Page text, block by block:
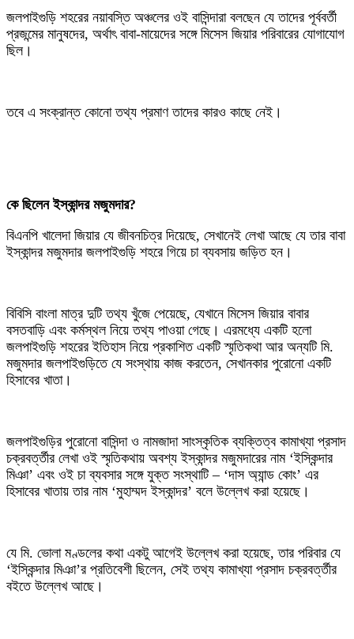
‎জলপাইগুড়ি শহরের নয়াবস্তি অঞ্চলের ওই বাসিন্দারা বলছেন যে তাদের পূর্ববর্তী
প্রজন্মের মানুষদের, অর্থাৎ বাবা-মায়েদের সঙ্গে মিসেস জিয়ার পরিবারের যোগাযোগ
ছিল।
‎তবে এ সংক্রান্ত কোনো তথ্য প্রমাণ তাদের কারও কাছে নেই।
‎কে ছিলেন ইস্কান্দর মজুমদার?
‎বিএনপি খালেদা জিয়ার যে জীবনচিত্র দিয়েছে, সেখানেই লেখা আছে যে তার বাবা
ইস্কান্দর মজুমদার জলপাইগুড়ি শহরে গিয়ে চা ব্যবসায় জড়িত হন।
‎বিবিসি বাংলা মাত্র দুটি তথ্য খুঁজে পেয়েছে, যেখানে মিসেস জিয়ার বাবার
বসতবাড়ি এবং কর্মস্থল নিয়ে তথ্য পাওয়া গেছে। এরমধ্যে একটি হলো
জলপাইগুড়ি শহরের ইতিহাস নিয়ে প্রকাশিত একটি স্মৃতিকথা আর অন্যটি মি.
মজুমদার জলপাইগুড়িতে যে সংস্থায় কাজ করতেন, সেখানকার পুরোনো একটি
হিসাবের খাতা।
‎জলপাইগুড়ির পুরোনো বাসিন্দা ও নামজাদা সাংস্কৃতিক ব্যক্তিত্ব কামাখ্যা প্রসাদ
চক্রবর্ত্তীর লেখা ওই স্মৃতিকথায় অবশ্য ইস্কান্দর মজুমদারের নাম ‘ইস্কিন্দার
মিঞা’ এবং ওই চা ব্যবসার সঙ্গে যুক্ত সংস্থাটি – ‘দাস অ্যান্ড কোং’ এর
হিসাবের খাতায় তার নাম ‘মুহাম্মদ ইস্কান্দর’ বলে উল্লেখ করা হয়েছে।
‎যে মি. ভোলা মণ্ডলের কথা একটু আগেই উল্লেখ করা হয়েছে, তার পরিবার যে
‘ইস্কিন্দার মিঞা’র প্রতিবেশী ছিলেন, সেই তথ্য কামাখ্যা প্রসাদ চক্রবর্ত্তীর
বইতে উল্লেখ আছে।